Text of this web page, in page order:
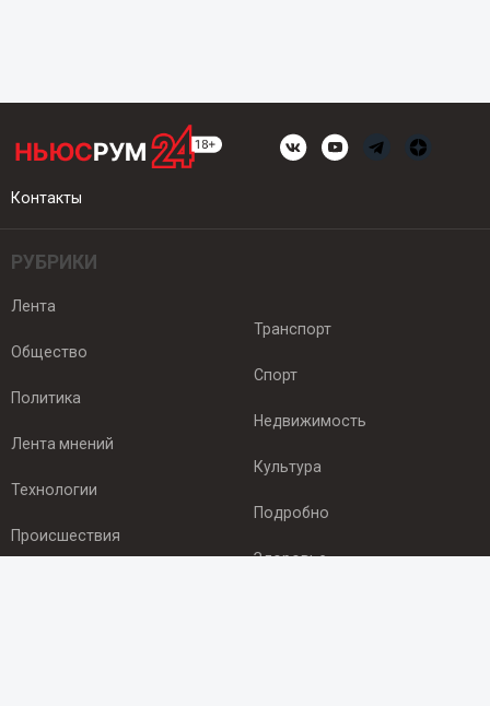
Контакты
РУБРИКИ
Лента
Общество
Политика
Лента мнений
Технологии
Происшествия
Транспорт
Спорт
Недвижимость
Культура
Подробно
Здоровье